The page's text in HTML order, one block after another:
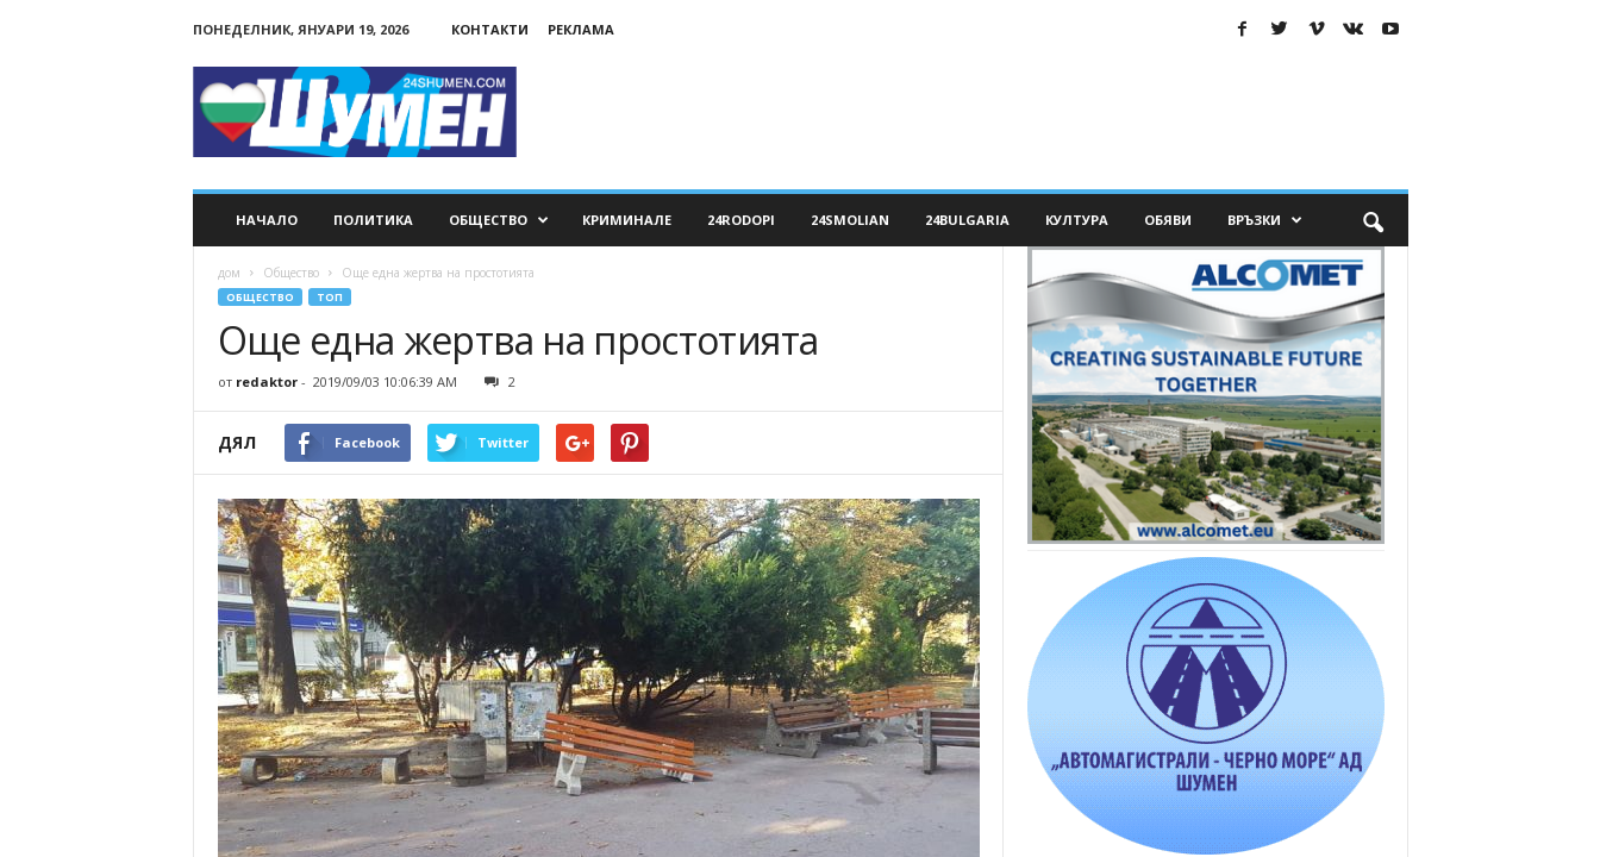
ПОНЕДЕЛНИК, ЯНУАРИ 19, 2026 КОНТАКТИ РЕКЛАМА
НАЧАЛО ПОЛИТИКА ОБЩЕСТВО КРИМИНАЛЕ 24RODOPI 24SMOLIAN 24BULGARIA КУЛТУРА ОБЯВИ ВРЪЗКИ
дом Общество Още една жертва на простотията
ОБЩЕСТВО ТОП
Още една жертва на простотията
от redaktor- 2019/09/03 10:06:39 AM 2
ДЯЛ Facebook Twitter